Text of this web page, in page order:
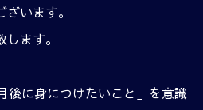
います。
ます。
後に身につけたいこと」を意識